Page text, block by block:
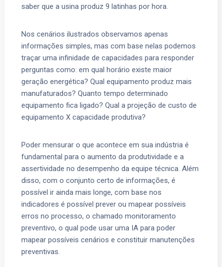
saber que a usina produz 9 latinhas por hora.
Nos cenários ilustrados observamos apenas
informações simples, mas com base nelas podemos
traçar uma infinidade de capacidades para responder
perguntas como: em qual horário existe maior
geração energética? Qual equipamento produz mais
manufaturados? Quanto tempo determinado
equipamento fica ligado? Qual a projeção de custo de
equipamento X capacidade produtiva?
Poder mensurar o que acontece em sua indústria é
fundamental para o aumento da produtividade e a
assertividade no desempenho da equipe técnica. Além
disso, com o conjunto certo de informações, é
possível ir ainda mais longe, com base nos
indicadores é possível prever ou mapear possíveis
erros no processo, o chamado monitoramento
preventivo, o qual pode usar uma IA para poder
mapear possíveis cenários e constituir manutenções
preventivas.